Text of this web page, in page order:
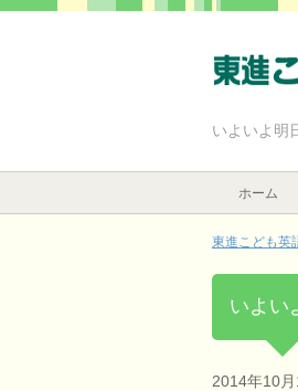
いよいよ明
ホーム
東進こども英
いよい
2014年10月